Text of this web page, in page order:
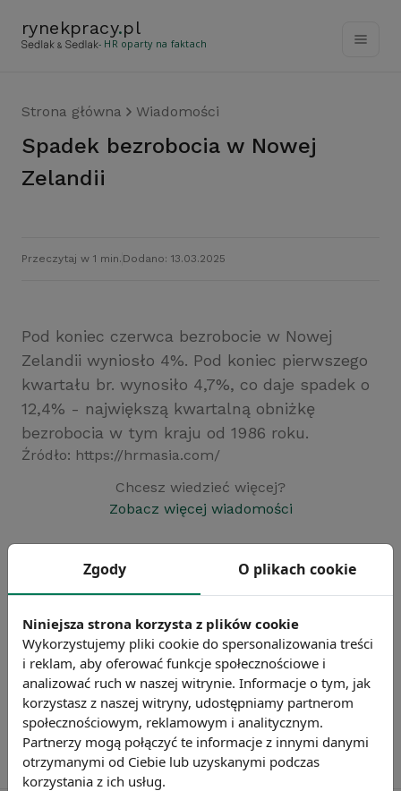
rynekpracy.pl
- HR oparty na faktach
Strona główna Wiadomości
Spadek bezrobocia w Nowej
Zelandii
Przeczytaj w 1 min. Dodano: 13.03.2025
Pod koniec czerwca bezrobocie w Nowej
Zelandii wyniosło 4%. Pod koniec pierwszego
kwartału br. wynosiło 4,7%, co daje spadek o
12,4% - największą kwartalną obniżkę
bezrobocia w tym kraju od 1986 roku.
Źródło: https://hrmasia.com/
Chcesz wiedzieć więcej?
Zobacz więcej wiadomości
Zgody O plikach cookie
Niniejsza strona korzysta z plików cookie
Wykorzystujemy pliki cookie do spersonalizowania treści
i reklam, aby oferować funkcje społecznościowe i
analizować ruch w naszej witrynie. Informacje o tym, jak
korzystasz z naszej witryny, udostępniamy partnerom
społecznościowym, reklamowym i analitycznym.
Partnerzy mogą połączyć te informacje z innymi danymi
otrzymanymi od Ciebie lub uzyskanymi podczas
korzystania z ich usług.